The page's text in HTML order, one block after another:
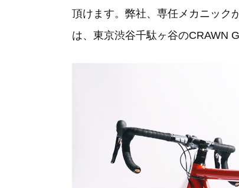
頂けます。弊社、専任メカニック
は、東京渋谷千駄ヶ谷のCRAWN